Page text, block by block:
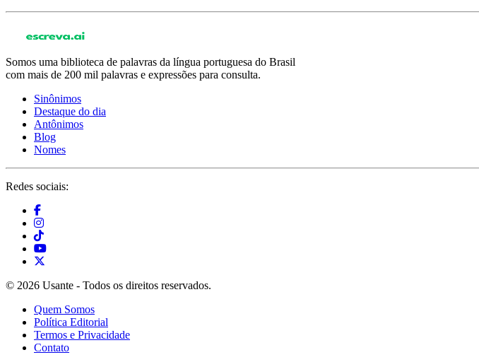
Somos uma biblioteca de palavras da língua portuguesa do Brasil
com mais de 200 mil palavras e expressões para consulta.
Sinônimos
Destaque do dia
Antônimos
Blog
Nomes
Redes sociais:
© 2026 Usante - Todos os direitos reservados.
Quem Somos
Política Editorial
Termos e Privacidade
Contato